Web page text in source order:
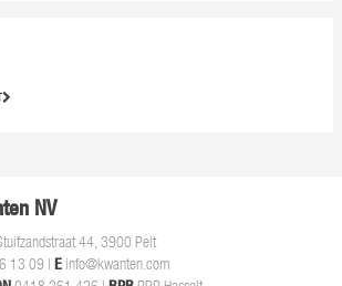
NV
44, 3900 Pelt
13 09 | E info@kwanten.com